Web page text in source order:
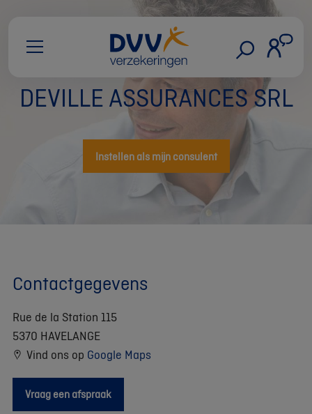
DEVILLE ASSURANCES SRL
Instellen als mijn consulent
Contactgegevens
Rue de la Station 115
5370 HAVELANGE
Vind ons op Google Maps
Vraag een afspraak